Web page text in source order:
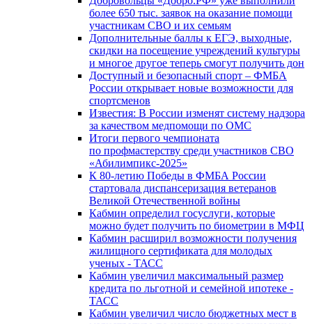
более 650 тыс. заявок на оказание помощи
участникам СВО и их семьям
Дополнительные баллы к ЕГЭ, выходные,
скидки на посещение учреждений культуры
и многое другое теперь смогут получить дон
Доступный и безопасный спорт – ФМБА
России открывает новые возможности для
спортсменов
Известия: В России изменят систему надзора
за качеством медпомощи по ОМС
Итоги первого чемпионата
по профмастерству среди участников СВО
«Абилимпикс-2025»
К 80-летию Победы в ФМБА России
стартовала диспансеризация ветеранов
Великой Отечественной войны
Кабмин определил госуслуги, которые
можно будет получить по биометрии в МФЦ
Кабмин расширил возможности получения
жилищного сертификата для молодых
ученых - ТАСС
Кабмин увеличил максимальный размер
кредита по льготной и семейной ипотеке -
ТАСС
Кабмин увеличил число бюджетных мест в